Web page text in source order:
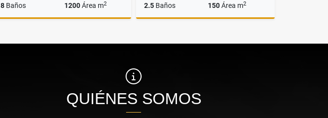
8 Baños 1200Área m2
$10.000.000.000
2.5 Baños 150Área m2
$800.000.000
QUIÉNES SOMOS